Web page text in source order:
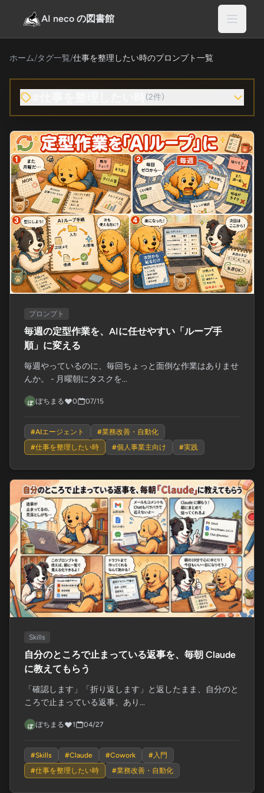
AI neco の図書館
ホーム/タグ一覧/仕事を整理したい時のプロンプト一覧
(2件)
プロンプト
毎週の定型作業を、AIに任せやすい「ループ手
順」に変える
毎週やっているのに、毎回ちょっと面倒な作業はありませ
んか。 - 月曜朝にタスクを...
ぽちまる 0 07/15
#AIエージェント #業務改善・自動化
#仕事を整理したい時 #個人事業主向け #実践
Skills
自分のところで止まっている返事を、毎朝 Claude
に教えてもらう
「確認します」「折り返します」と返したまま、自分のと
ころで止まっている返事、あり...
ぽちまる 1 04/27
#Skills #Claude #Cowork #入門
#仕事を整理したい時 #業務改善・自動化